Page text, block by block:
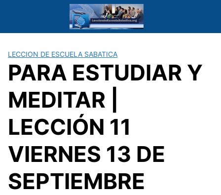
LECCION DE ESCUELA SABATICA
PARA ESTUDIAR Y
MEDITAR |
LECCIÓN 11
VIERNES 13 DE
SEPTIEMBRE